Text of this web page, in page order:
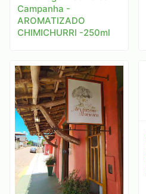
Campanha -
AROMATIZADO
CHIMICHURRI -250ml